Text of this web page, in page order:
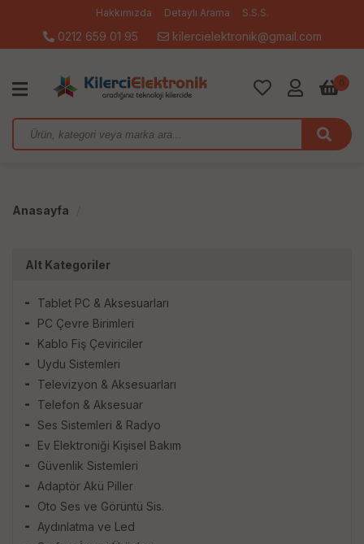
Hakkımızda Detaylı Arama S.S.S.
0212 659 01 95 kilercielektronik@gmail.com
0
Anasayfa
Alt Kategoriler
Tablet PC & Aksesuarları
PC Çevre Birimleri
Kablo Fiş Çeviriciler
Uydu Sistemleri
Televizyon & Aksesuarları
Telefon & Aksesuar
Ses Sistemleri & Radyo
Ev Elektroniği Kişisel Bakım
Güvenlik Sistemleri
Adaptör Akü Piller
Oto Ses ve Görüntü Sis.
Aydınlatma ve Led